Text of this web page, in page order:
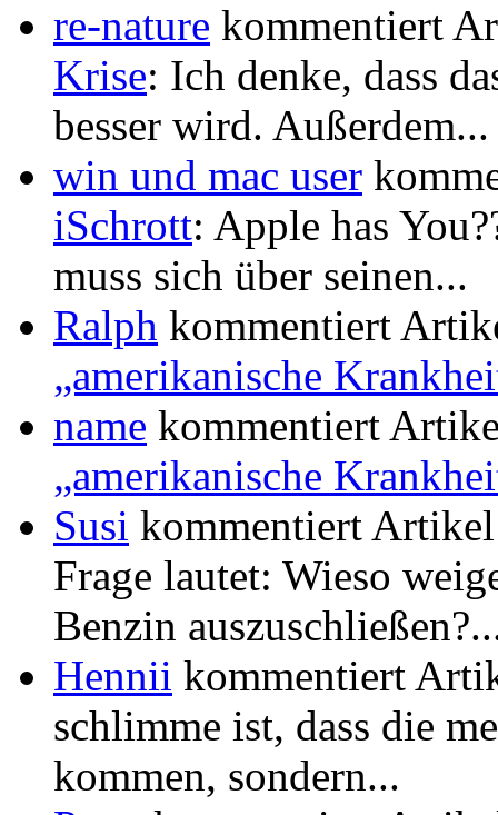
re-nature kommentiert
Krise: Ich denke, dass
besser wird. Außerdem...
win und mac user
iSchrott: Apple has
muss sich über seinen...
Ralph kommentiert
„amerikanische
name kommentiert
„amerikanische
Susi kommentiert
Frage lautet: Wieso
Benzin
Hennii kommentiert
schlimme ist, dass die
kommen, sondern...